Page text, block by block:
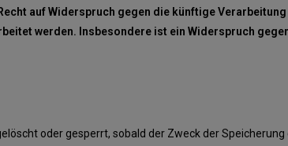
auf Widerspruch gegen die künftige
werden. Insbesondere ist ein Widerspruch
oder gesperrt, sobald der Zweck der